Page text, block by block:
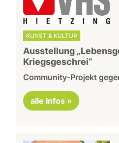
KUNST & KULTUR
Ausstellung
Kriegsgeschrei“
Community-Projekt
alle Infos »